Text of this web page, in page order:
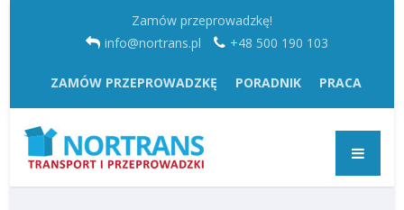
Zamów przeprowadzkę!
info@nortrans.pl
+48 500 190 103
ZAMÓW PRZEPROWADZKĘ PORADNIK PRACA